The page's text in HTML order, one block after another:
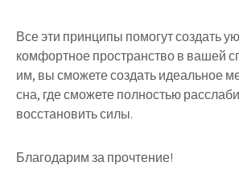
Все эти принципы помогут создать
комфортное пространство в вашей
им, вы сможете создать идеальное
сна, где сможете полностью
восстановить силы.
Благодарим за прочтение!